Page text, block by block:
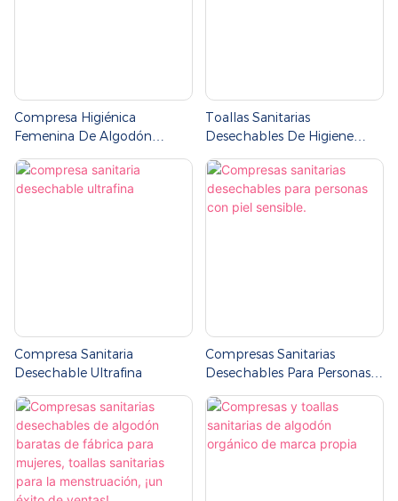
Compresa Higiénica
Femenina De Algodón
Orgánico Con Iones
Negativos, 420 Mm
Toallas Sanitarias
Desechables De Higiene
Femenina Premium Al Por
Mayor De Jiayue
Compresa Sanitaria
Desechable Ultrafina
Compresas Sanitarias
Desechables Para Personas
Con Piel Sensible.